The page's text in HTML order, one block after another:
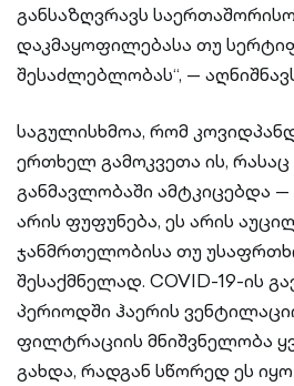
განსაზღვრავს
დაკმაყოფილებასა თუ
შესაძლებლობას“, —
საგულისხმოა, რომ
ერთხელ გამოკვეთა ის,
განმავლობაში ამტკიცებდა
არის ფუფუნება, ეს არის
ჯანმრთელობისა თუ
შესაქმნელად. COVID-19-ის
პერიოდში ჰაერის
ფილტრაციის მნიშვნელობა
გახდა, რადგან სწორედ ეს